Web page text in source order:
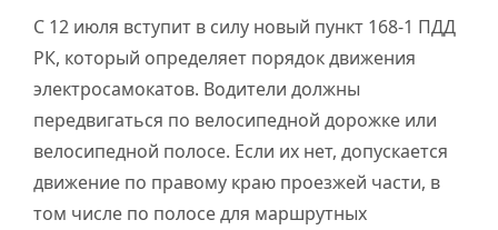
С 12 июля вступит в силу новый пункт 168-1 ПДД
РК, который определяет порядок движения
электросамокатов. Водители должны
передвигаться по велосипедной дорожке или
велосипедной полосе. Если их нет, допускается
движение по правому краю проезжей части, в
том числе по полосе для маршрутных